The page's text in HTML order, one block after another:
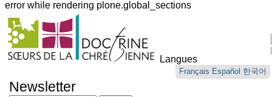
error while rendering plone.global_sections
Outils
personnels
Langues
Français Español 한국어
au
contenu.
Newsletter